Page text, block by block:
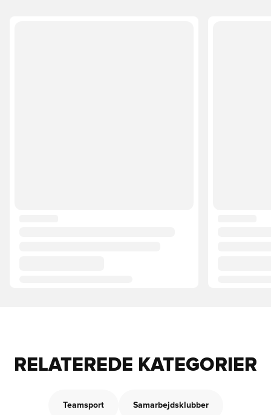
RELATEREDE KATEGORIER
Teamsport Samarbejdsklubber